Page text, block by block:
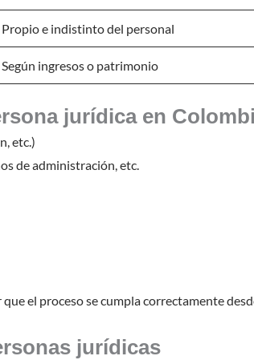
Propio e indistinto del personal
Según ingresos o patrimonio
jurídica en
etc.)
de administración, etc.
el proceso se cumpla correctamente
jurídicas